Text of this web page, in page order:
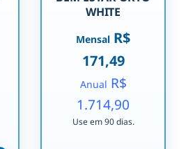
WHITE
Mensal R$
171,49
Anual R$
1.714,90
Use em 90 dias.